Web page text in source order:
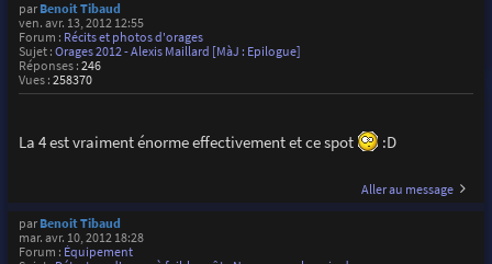
par Benoit Tibaud
ven. avr. 13, 2012 12:55
Forum : Récits et photos d'orages
Sujet : Orages 2012 - Alexis Maillard [MàJ : Epilogue]
Réponses : 246
Vues : 258370
La 4 est vraiment énorme effectivement et ce spot :D
Aller au message
par Benoit Tibaud
mar. avr. 10, 2012 18:28
Forum : Équipement